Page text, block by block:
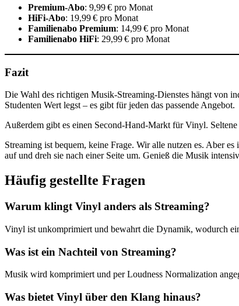
Premium-Abo: 9,99 € pro Monat
HiFi-Abo: 19,99 € pro Monat
Familienabo Premium: 14,99 € pro Monat
Familienabo HiFi: 29,99 € pro Monat
Fazit
Die Wahl des richtigen Musik-Streaming-Dienstes hängt von
Studenten Wert legst – es gibt für jeden das passende Angebot.
Außerdem gibt es einen Second-Hand-Markt für Vinyl.
Streaming ist bequem, keine Frage. Wir alle nutzen es. Aber
auf und dreh sie nach einer Seite um. Genieß die Musik
Häufig gestellte Fragen
Warum klingt Vinyl anders als Streaming?
Vinyl ist unkomprimiert und bewahrt die Dynamik, wodurch
Was ist ein Nachteil von Streaming?
Musik wird komprimiert und per Loudness Normalization
Was bietet Vinyl über den Klang hinaus?